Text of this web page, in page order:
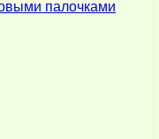
палочками